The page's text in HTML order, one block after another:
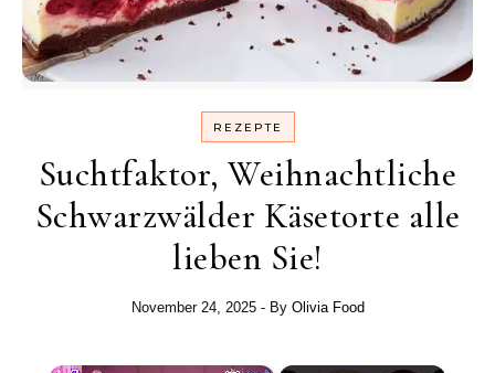
REZEPTE
Suchtfaktor, Weihnachtliche
Schwarzwälder Käsetorte alle
lieben Sie!
November 24, 2025 - By Olivia Food